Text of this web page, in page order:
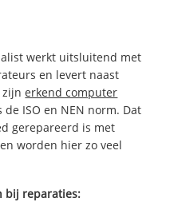
werkt uitsluitend met
en levert naast
zijnerkend computer
ISO en NEN norm. Dat
gerepareerd is met
worden hier zo veel
bij reparaties: